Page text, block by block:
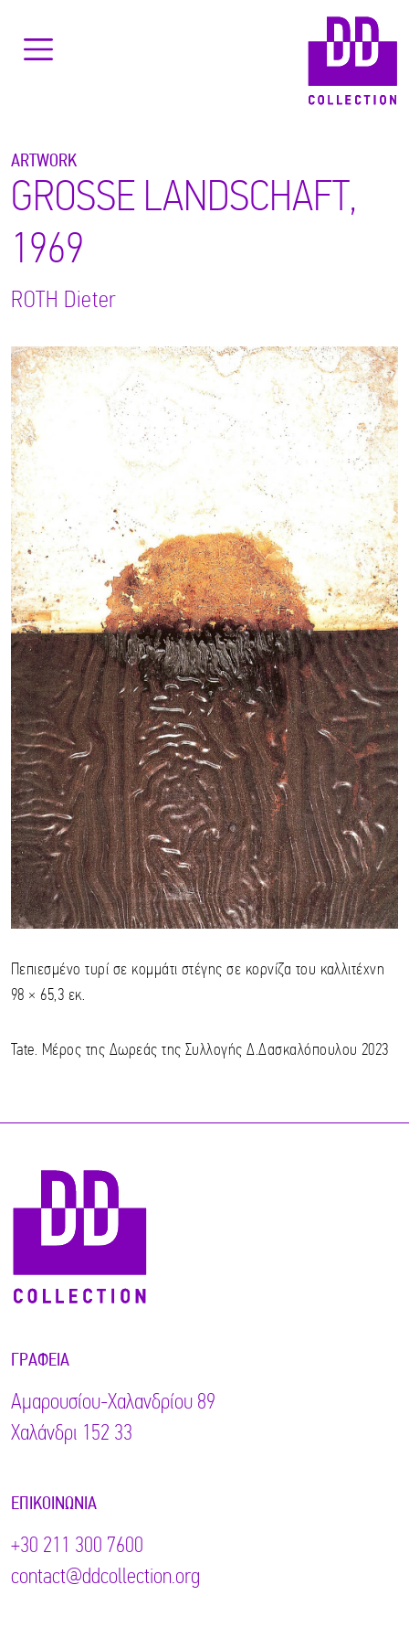
ARTWORK
GROSSE LANDSCHAFT,
1969
ROTH Dieter
Πεπιεσμένο τυρί σε κομμάτι στέγης σε κορνίζα του καλλιτέχνη
98 × 65,3 εκ.
Tate. Μέρος της Δωρεάς της Συλλογής Δ.Δασκαλόπουλου 2023
ΓΡΑΦΕΊΑ
Αμαρουσίου-Χαλανδρίου 89
Χαλάνδρι 152 33
ΕΠΙΚΟΙΝΩΝΊΑ
+30 211 300 7600
contact@ddcollection.org